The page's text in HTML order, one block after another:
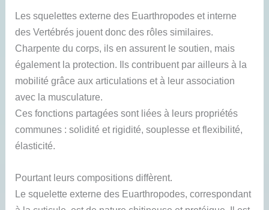
Les squelettes externe des Euarthropodes et interne
des Vertébrés jouent donc des rôles similaires.
Charpente du corps, ils en assurent le soutien, mais
également la protection. Ils contribuent par ailleurs à la
mobilité grâce aux articulations et à leur association
avec la musculature.
Ces fonctions partagées sont liées à leurs propriétés
communes : solidité et rigidité, souplesse et flexibilité,
élasticité.
Pourtant leurs compositions diffèrent.
Le squelette externe des Euarthropodes, correspondant